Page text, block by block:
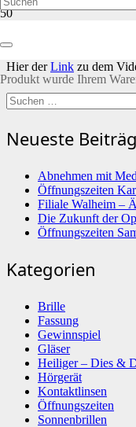
Produkt wurde Ihrem
Orden, sondern auch ein
Hier derLink zu dem
Suchen
nach:
Neueste
Abnehmen mit
Öffnungszeiten
Filiale Walheim –
Die Zukunft der
Öffnungszeiten
Kategorien
Brille
Fassung
Gewinnspiel
Gläser
Heiliger – Dies &
Hörgerät
Kontaktlinsen
Öffnungszeiten
Sonnenbrillen